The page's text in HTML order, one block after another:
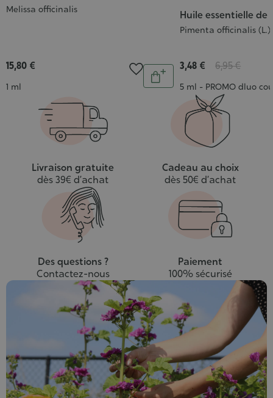
Melissa officinalis
15,80 €
Contenance
1 ml
Quantité
Ajouter
panier
Huile essentielle de
Pimenta officinalis (L.)
3,48 € 6,95 €
Contenance
5 ml - PROMO dluo
Livraison gratuite
dès 39€ d’achat
Cadeau au choix
dès 50€ d’achat
Des questions ?
Contactez-nous
Paiement
100% sécurisé